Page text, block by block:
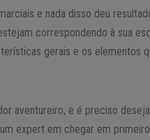
e nada disso deu
correspondendo à sua
gerais e os elementos
aventureiro, e é preciso
expert em chegar em